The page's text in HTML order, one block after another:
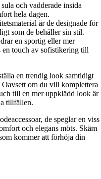
och vadderade insida
hela dagen.
är de designade för
som de behåller sin stil.
en sportig eller mer
en touch av sofistikering till
en trendig look samtidigt
om du vill komplettera
till en mer uppklädd look är
tillfällen.
de speglar en viss
och elegans möts. Skäm
kommer att förhöja din